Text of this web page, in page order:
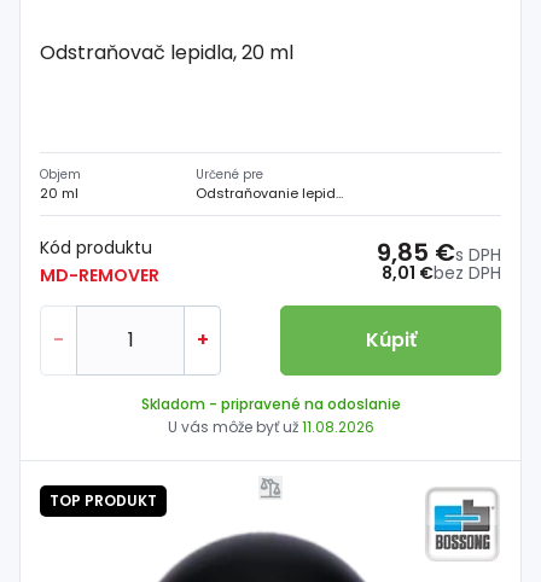
Odstraňovač lepidla, 20 ml
Objem
20 ml
Určené pre
Odstraňovanie lepidla
Kód produktu
MD-REMOVER
8,01 €bez DPH
9,85 €s DPH
- + Kúpiť
Skladom - pripravené na odoslanie
U vás môže byť už11.08.2026
TOP PRODUKT